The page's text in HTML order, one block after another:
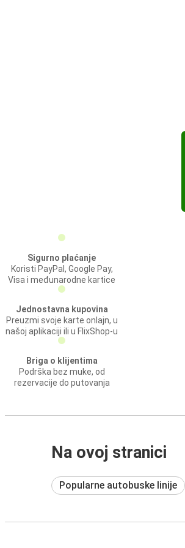
Sigurno plaćanje
Koristi PayPal, Google Pay,
Visa i međunarodne kartice
Jednostavna kupovina
Preuzmi svoje karte onlajn, u
našoj aplikaciji ili u FlixShop-u
Briga o klijentima
Podrška bez muke, od
rezervacije do putovanja
Na ovoj stranici
Popularne autobuske linije